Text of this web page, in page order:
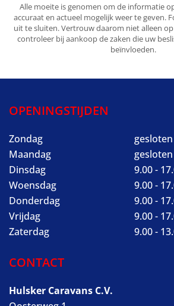
Alle moeite is genomen om de informatie
accuraat en actueel mogelijk weer te geven.
uit te sluiten. Vertrouw daarom niet alleen
controleer bij aankoop de zaken die uw
beïnvloeden.
OPENINGSTIJDEN
Zondag
Maandag
Dinsdag
Woensdag
Donderdag
Vrijdag
Zaterdag
gesloten
gesloten
9.00 -
9.00 -
9.00 -
9.00 -
9.00 -
CONTACT
Hulsker Caravans C.V.